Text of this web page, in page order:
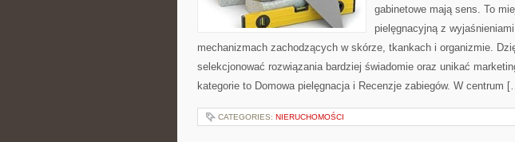
gabinetowe mają sens. To
pielęgnacyjną z
mechanizmach zachodzących w skórze, tkankach i organizmie.
selekcjonować rozwiązania bardziej świadomie oraz unikać
kategorie to Domowa pielęgnacja i Recenzje zabiegów. W centrum
CATEGORIES: NIERUCHOMOŚCI